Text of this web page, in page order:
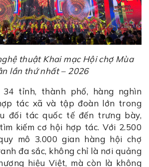
thuật Khai mạc Hội chợ Mùa
lần thứ nhất – 2026
tỉnh, thành phố, hàng nghìn
tác xã và tập đoàn lớn trong
đối tác quốc tế đến trưng bày,
kiếm cơ hội hợp tác. Với 2.500
mô 3.000 gian hàng hội chợ
đa sắc, không chỉ là nơi quảng
hiệu Việt, mà còn là không